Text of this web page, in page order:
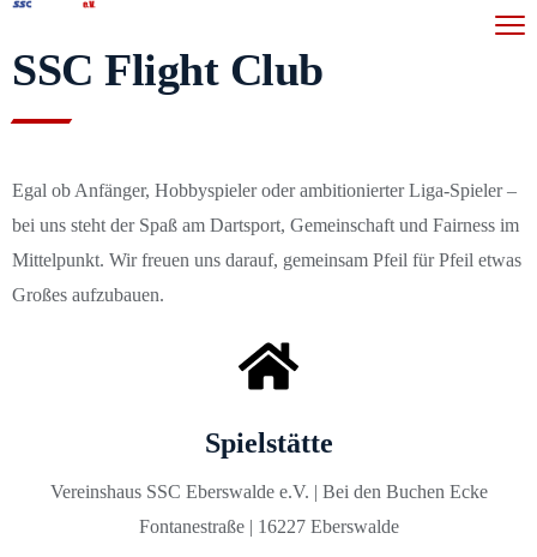
SSC Flight Club
Egal ob Anfänger, Hobbyspieler oder ambitionierter Liga-Spieler –
bei uns steht der Spaß am Dartsport, Gemeinschaft und Fairness im
Mittelpunkt. Wir freuen uns darauf, gemeinsam Pfeil für Pfeil etwas
Großes aufzubauen.
Spielstätte
Vereinshaus SSC Eberswalde e.V. | Bei den Buchen Ecke
Fontanestraße | 16227 Eberswalde